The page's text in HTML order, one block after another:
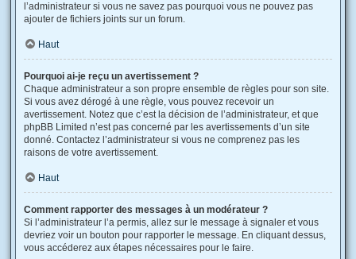
l’administrateur si vous ne savez pas pourquoi vous ne pouvez pas
ajouter de fichiers joints sur un forum.
Haut
Pourquoi ai-je reçu un avertissement ?
Chaque administrateur a son propre ensemble de règles pour son site.
Si vous avez dérogé à une règle, vous pouvez recevoir un
avertissement. Notez que c’est la décision de l’administrateur, et que
phpBB Limited n’est pas concerné par les avertissements d’un site
donné. Contactez l’administrateur si vous ne comprenez pas les
raisons de votre avertissement.
Haut
Comment rapporter des messages à un modérateur ?
Si l’administrateur l’a permis, allez sur le message à signaler et vous
devriez voir un bouton pour rapporter le message. En cliquant dessus,
vous accéderez aux étapes nécessaires pour le faire.